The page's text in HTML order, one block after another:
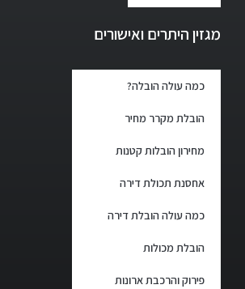
מגזין היתרים ואישורים
כמה עולה הובלה?
הובלת מקרר מחיר
מחירון הובלות קטנות
אחסנת תכולת דירה
כמה עולה הובלת דירה
הובלת מכולות
פירוק והרכבת ארונות